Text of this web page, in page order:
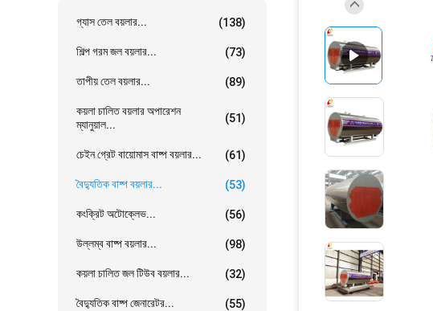
গ্যাস তেল বয়লার... (138)
শিল্প গরম জল বয়লার... (73)
তাপীয় তেল বয়লার... (89)
কয়লা চালিত বয়লার অপারেশন
ম্যানুয়াল...
(51)
চেইন গ্রেট বায়োমাস বাষ্প বয়লার... (61)
বৈদ্যুতিক বাষ্প বয়লার... (53)
কংক্রিট অটোক্লেভ... (56)
উল্লম্ব বাষ্প বয়লার... (98)
কয়লা চালিত জল টিউব বয়লার... (32)
বৈদ্যুতিক বাষ্প জেনারেটর... (55)